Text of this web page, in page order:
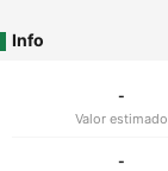
Info
-
Valor estimado
-